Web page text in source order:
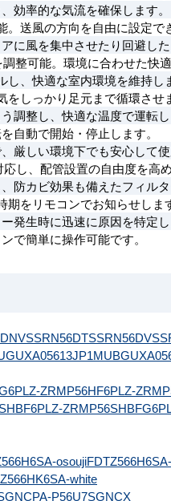
効率的な気流を確保します。
送風の方向を自由に設定で
に風を集中させたり回避した
整可能。環境に合わせた快
、快適な室内環境を維持し
しっかり足元まで循環させ
調整し、快適な温度で運転し
自動で開始・停止します。
厳しい環境下でも安心して使
し、配管設置の自由度を高め
防カビ効果も備えたフィルタ
をリモコンでお知らせしま
発生時に迅速に原因を特定し
で簡単に操作可能です。
SSRN56DTSSRN56DV
GUXA05613JP1MUB
PLZ-ZRMP56HF6PLZ-
PLZ-ZRMP56SHBFG6
osouji
white
PA-P56U7SGNCX